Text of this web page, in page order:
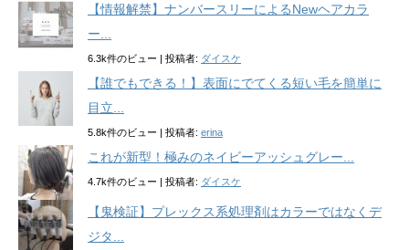
【情報解禁】ナンバースリーによるNewヘアカラ
ー...
6.3k件のビュー | 投稿者: ダイスケ
【誰でもできる！】表面にでてくる短い毛を簡単に
目立...
5.8k件のビュー | 投稿者: erina
これが新型！極みのネイビーアッシュグレー...
4.7k件のビュー | 投稿者: ダイスケ
【鬼検証】プレックス系処理剤はカラーではなくデ
ジタ...